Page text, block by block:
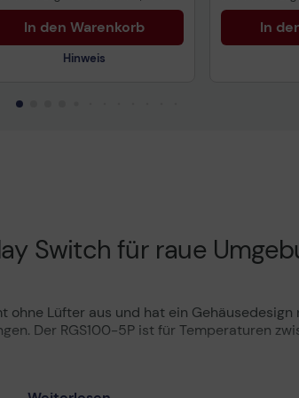
In den Warenkorb
Hinweis
In
Switch für raue
ohne Lüfter aus und hat ein
Der RGS100-5P ist für Temperaturen